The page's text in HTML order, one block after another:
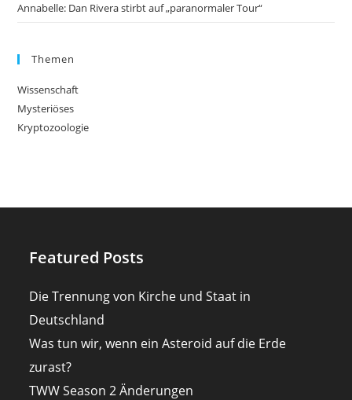
Annabelle: Dan Rivera stirbt auf „paranormaler Tour“
Themen
Wissenschaft
Mysteriöses
Kryptozoologie
Featured Posts
Die Trennung von Kirche und Staat in
Deutschland
Was tun wir, wenn ein Asteroid auf die Erde
zurast?
TWW Season 2 Änderungen